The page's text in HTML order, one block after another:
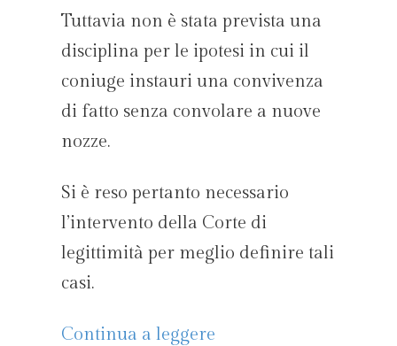
Tuttavia non è stata prevista una
disciplina per le ipotesi in cui il
coniuge instauri una convivenza
di fatto senza convolare a nuove
nozze.
Si è reso pertanto necessario
l’intervento della Corte di
legittimità per meglio definire tali
casi.
Continua a leggere